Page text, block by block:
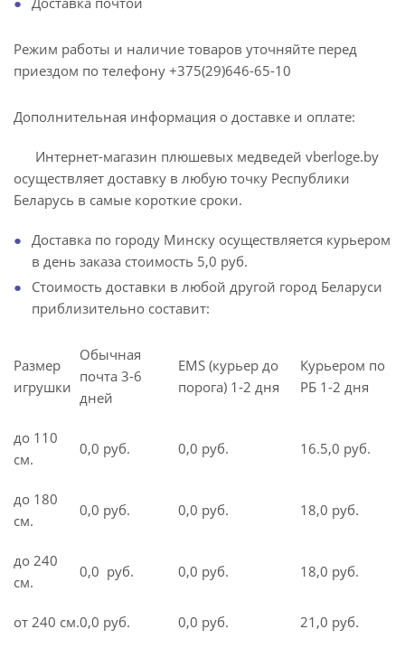
Режим работы и наличие товаров уточняйте перед
приездом по телефону +375(29)646-65-10
Дополнительная информация о доставке и оплате:
Интернет-магазин плюшевых медведей vberloge.by
осуществляет доставку в любую точку Республики
Беларусь в самые короткие сроки.
Доставка по городу Минску осуществляется курьером
в день заказа стоимость 5,0 руб.
Стоимость доставки в любой другой город Беларуси
приблизительно составит:
Размер
игрушки
Обычная
почта 3-6
дней
EMS (курьер до
порога) 1-2 дня
Курьером по
РБ 1-2 дня
до 110
см.
0,0 руб. 0,0 руб. 16.5,0 руб.
до 180
см.
0,0 руб. 0,0 руб. 18,0 руб.
до 240
см.
0,0 руб. 0,0 руб. 18,0 руб.
от 240 см.0,0 руб. 0,0 руб. 21,0 руб.